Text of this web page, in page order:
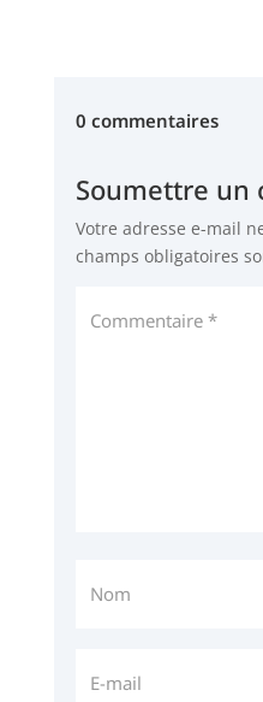
0 commentaires
Soumettre un
Votre adresse e-mail
champs obligatoires